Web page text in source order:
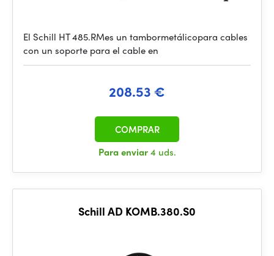
El Schill HT 485.RMes un tambormetálicopara cables
con un soporte para el cable en
208.53 €
Para enviar4 uds.
COMPRAR
Schill AD KOMB.380.S0